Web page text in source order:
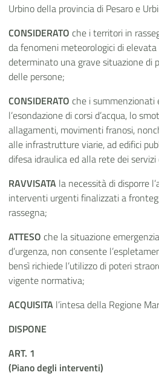
Urbino della provincia di Pesaro e
CONSIDERATO che i territori in
da fenomeni meteorologici di
determinato una grave situazione di
delle persone;
CONSIDERATO che i
l’esondazione di corsi d’acqua, lo
allagamenti, movimenti franosi,
alle infrastrutture viarie, ad edifici
difesa idraulica ed alla rete dei servizi
RAVVISATA la necessità di disporre
interventi urgenti finalizzati a
rassegna;
ATTESO che la situazione
d’urgenza, non consente
bensì richiede l’utilizzo di poteri
vigente normativa;
ACQUISITA l’intesa della Regione
DISPONE
ART. 1
(Piano degli interventi)